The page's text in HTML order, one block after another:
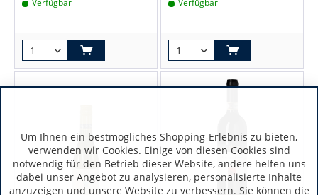
Um Ihnen ein bestmögliches Shopping-Erlebnis zu bieten,
verwenden wir Cookies. Einige von diesen Cookies sind
notwendig für den Betrieb dieser Website, andere helfen uns
dabei unser Angebot zu analysieren, personalisierte Inhalte
anzuzeigen und unsere Website zu verbessern. Sie können die